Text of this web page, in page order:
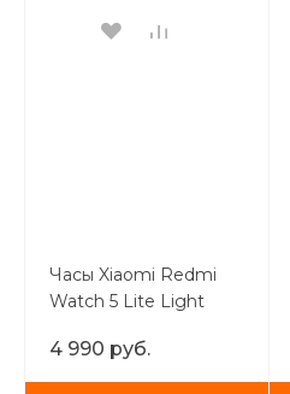
Часы Xiaomi Redmi
Watch 5 Lite Light
4 990 руб.